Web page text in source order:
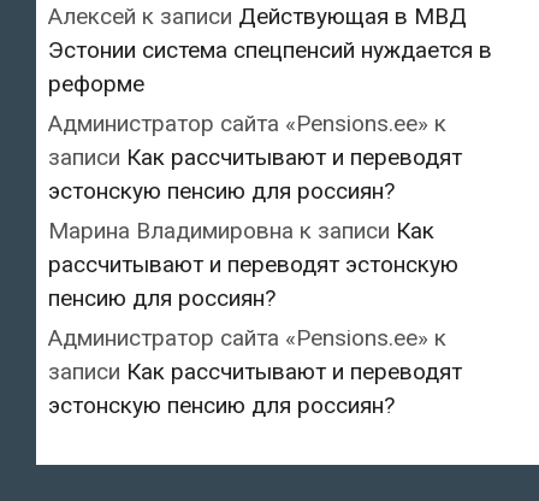
Алексей к записи Действующая в МВД
Эстонии система спецпенсий нуждается в
реформе
Администратор сайта «Pensions.ee» к
записи Как рассчитывают и переводят
эстонскую пенсию для россиян?
Марина Владимировна к записи Как
рассчитывают и переводят эстонскую
пенсию для россиян?
Администратор сайта «Pensions.ee» к
записи Как рассчитывают и переводят
эстонскую пенсию для россиян?